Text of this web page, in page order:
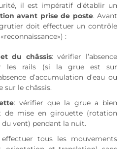
il est impératif d’établir un
avant prise de poste. Avant
doit effectuer un contrôle
:
du châssis: vérifier l’absence
les rails (si la grue est sur
d’accumulation d’eau ou
sur le châssis.
: vérifier que la grue a bien
de mise en girouette (rotation
du vent) pendant la nuit.
tous les mouvements